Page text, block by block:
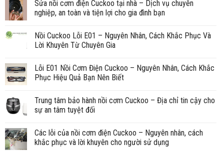
Sửa nồi cơm điện Cuckoo tại nhà – Dịch vụ chuyên
nghiệp, an toàn và tiện lợi cho gia đình bạn
Nồi Cuckoo Lỗi E01 – Nguyên Nhân, Cách Khắc Phục Và
Lời Khuyên Từ Chuyên Gia
Lỗi E01 Nồi Cơm Điện Cuckoo – Nguyên Nhân, Cách Khắc
Phục Hiệu Quả Bạn Nên Biết
Trung tâm bảo hành nồi cơm Cuckoo – Địa chỉ tin cậy cho
sự an tâm tuyệt đối
Các lỗi của nồi cơm điện Cuckoo – Nguyên nhân, cách
khắc phục và lời khuyên cho người sử dụng